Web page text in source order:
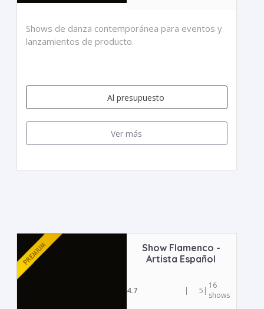
Shows de danza contemporánea para eventos y
lanzamientos de producto.
Al presupuesto
Ver más
Show Flamenco -
Artista Español
4.7 | 5 | 16
shows